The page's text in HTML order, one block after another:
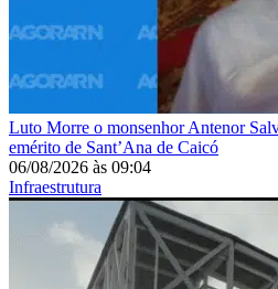
Luto Morre o monsenhor Antenor
emérito de Sant’Ana de Caicó
06/08/2026 às 09:04
Infraestrutura